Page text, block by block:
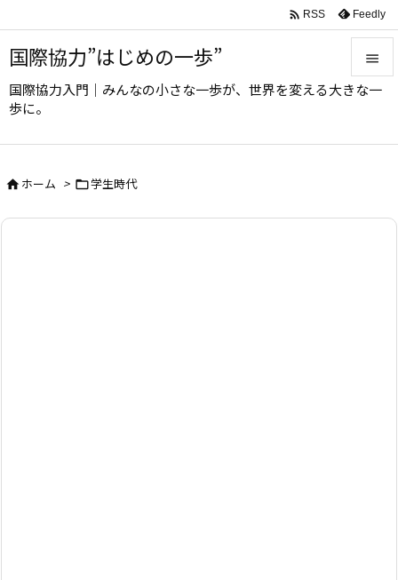
国際協力”はじめの一歩”
国際協力入門｜みんなの小さな一歩が、世界を変える大きな一
歩に。



 RSS Feedly
ホーム > 学生時代